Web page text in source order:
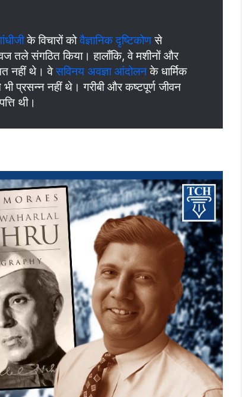
के विचारों कोवैज्ञानिक दृष्टिकोणसे
तले संगठित किया। हालाँकि, वे मशीनों और
नहीं थे। वेसविनय अवज्ञा आंदोलनके धार्मिक
प्रसन्न नहीं थे। गरीबी और कष्टपूर्ण जीवन
थी।